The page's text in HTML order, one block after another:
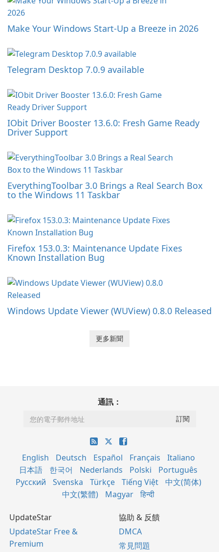
Make Your Windows Start-Up a Breeze in 2026
Telegram Desktop 7.0.9 available
IObit Driver Booster 13.6.0: Fresh Game Ready
Driver Support
EverythingToolbar 3.0 Brings a Real Search Box
to the Windows 11 Taskbar
Firefox 153.0.3: Maintenance Update Fixes
Known Installation Bug
Windows Update Viewer (WUView) 0.8.0 Released
更多新聞
通訊：
English Deutsch Español Français
Italiano
日本語
한국어 Nederlands Polski
Português
Русский
Svenska Türkçe Tiếng Việt
中文(简体)
中文(繁體)
Magyar हिन्दी
UpdateStar
UpdateStar Free &
Premium
協助 & 反饋
DMCA
常見問題